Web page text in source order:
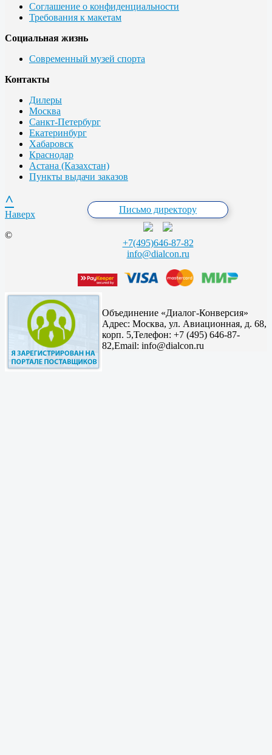
Соглашение о конфиденциальности
Требования к макетам
Социальная жизнь
Современный музей спорта
Контакты
Дилеры
Москва
Санкт-Петербург
Екатеринбург
Хабаровск
Краснодар
Астана (Казахстан)
Пункты выдачи заказов
Письмо директору
+7(495)646-87-82
info@dialcon.ru
^
Наверх
©
Объединение «Диалог-Конверсия»
Адрес: Москва, ул. Авиационная, д. 68,
корп. 5,Телефон: +7 (495) 646-87-
82,Email: info@dialcon.ru